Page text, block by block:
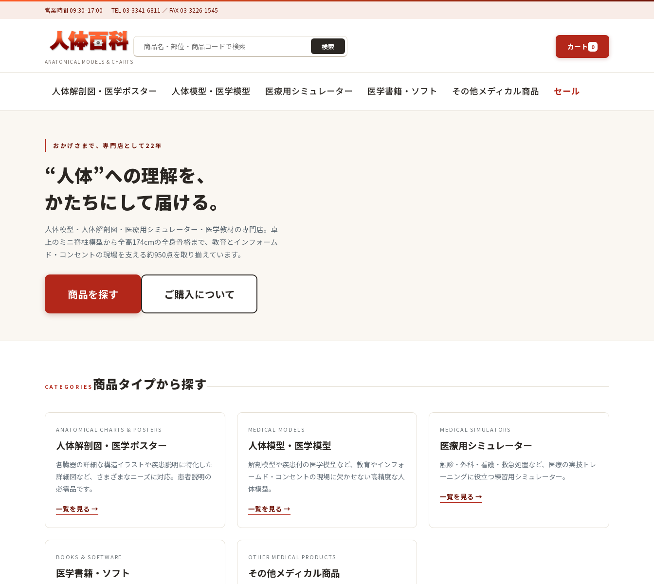
営業時間 09:30–17:00 TEL 03-3341-6811 ／ FAX 03-3226-1545
ANATOMICAL MODELS & CHARTS
検索 カート 0
人体解剖図・医学ポスター 人体模型・医学模型 医療用シミュレーター 医学書籍・ソフト その他メディカル商品 セール
おかげさまで、専門店として22年
“人体”への理解を、
かたちにして届ける。
人体模型・人体解剖図・医療用シミュレーター・医学教材の専門店。卓
上のミニ脊柱模型から全高174cmの全身骨格まで、教育とインフォーム
ド・コンセントの現場を支える約950点を取り揃えています。
商品を探す ご購入について
CATEGORIES 商品タイプから探す
ANATOMICAL CHARTS & POSTERS
人体解剖図・医学ポスター
各臓器の詳細な構造イラストや疾患説明に特化した
詳細図など、さまざまなニーズに対応。患者説明の
必需品です。
一覧を見る →
MEDICAL MODELS
人体模型・医学模型
解剖模型や疾患付の医学模型など、教育やインフォ
ームド・コンセントの現場に欠かせない高精度な人
体模型。
一覧を見る →
MEDICAL SIMULATORS
医療用シミュレーター
触診・外科・看護・救急処置など、医療の実技トレ
ーニングに役立つ練習用シミュレーター。
一覧を見る →
BOOKS & SOFTWARE
医学書籍・ソフト
OTHER MEDICAL PRODUCTS
その他メディカル商品